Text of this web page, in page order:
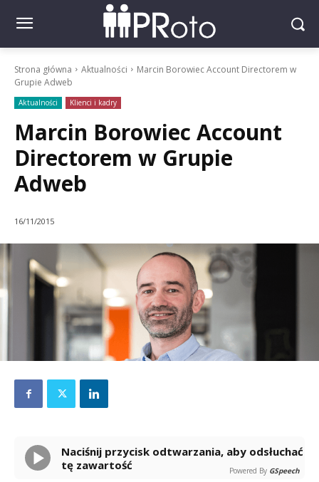
Strona główna Aktualności
Marcin Borowiec Account Directorem w
Grupie Adweb
Aktualności Klienci i kadry
Marcin Borowiec Account
Directorem w Grupie
Adweb
16/11/2015
Naciśnij przycisk odtwarzania, aby odsłuchać
tę zawartość
Powered By GSpeech